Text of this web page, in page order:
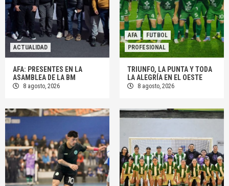
ACTUALIDAD
AFA: PRESENTES EN LA
ASAMBLEA DE LA BM
8 agosto, 2026
AFA
FUTBOL
PROFESIONAL
TRIUNFO, LA PUNTA Y TODA
LA ALEGRÍA EN EL OESTE
8 agosto, 2026